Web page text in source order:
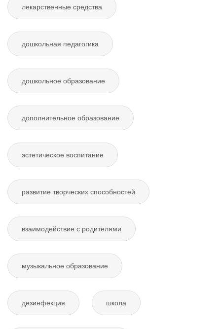
лекарственные средства
дошкольная педагогика
дошкольное образование
дополнительное образование
эстетическое воспитание
развитие творческих способностей
взаимодействие с родителями
музыкальное образование
дезинфекция школа